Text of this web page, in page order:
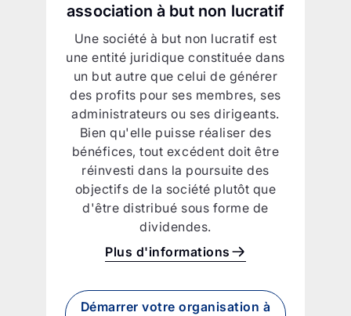
association à but non lucratif
Une société à but non lucratif est
une entité juridique constituée dans
un but autre que celui de générer
des profits pour ses membres, ses
administrateurs ou ses dirigeants.
Bien qu'elle puisse réaliser des
bénéfices, tout excédent doit être
réinvesti dans la poursuite des
objectifs de la société plutôt que
d'être distribué sous forme de
dividendes.
Plus d'informations
Démarrer votre organisation à